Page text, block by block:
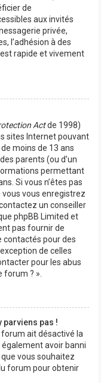
de
aux invités
privée,
l’adhésion à des
rapide et vivement
Actde 1998)
sites Internet pouvant
moins de 13 ans
parents (ou d’un
permettant
Si vous n’êtes pas
vous vous enregistrez
un conseiller
phpBB Limited et
pas fournir de
contactés pour des
de celles
pour les abus
forum ? ».
parviens pas !
forum ait désactivé la
avoir banni
vous souhaitez
forum pour obtenir